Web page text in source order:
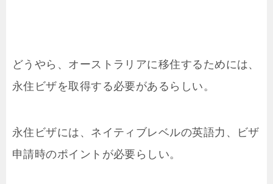
どうやら、オーストラリアに移住するためには、
永住ビザを取得する必要があるらしい。
永住ビザには、ネイティブレベルの英語力、ビザ
申請時のポイントが必要らしい。